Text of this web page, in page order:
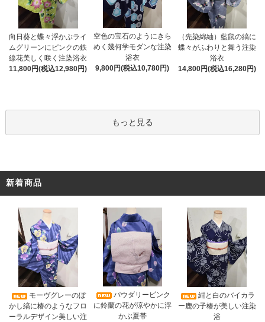
向日葵と蝶々浮かぶライ
ムグリーンにピンクの鉄
線花美しく咲く注染浴衣
11,800円(税込12,980円)
空色の宝石のようにきら
めく幾何学モダンな注染
浴衣
9,800円(税込10,780円)
（先染綿紬）藍鼠の縞に
蝶々がふわりと舞う注染
浴衣
14,800円(税込16,280円)
もっと見る
新着商品
モーヴグレーのぼ
かし縞に椿のようなフロ
ーラルデザイン美しい注
パウダリーピンク
に鈴蘭の花が涼やかに浮
かぶ夏帯
紺と白のバイカラ
ー鹿の子椿が美しい注染
浴